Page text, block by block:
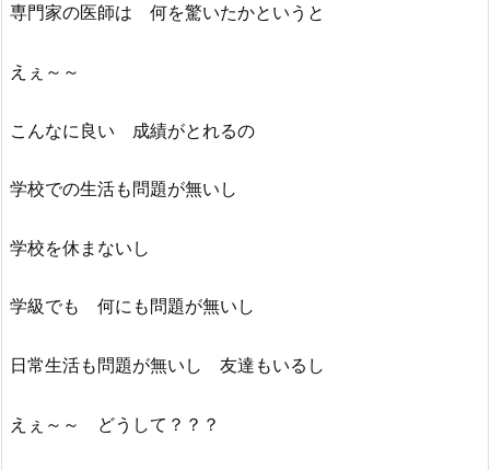
専門家の医師は 何を驚いたかというと
えぇ～～
こんなに良い 成績がとれるの
学校での生活も問題が無いし
学校を休まないし
学級でも 何にも問題が無いし
日常生活も問題が無いし 友達もいるし
えぇ～～ どうして？？？